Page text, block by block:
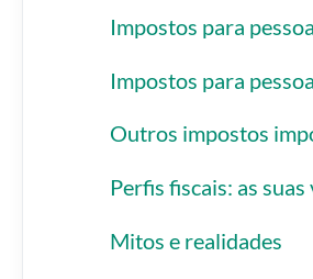
Impostos para
Impostos para
Outros impostos
Perfis fiscais: as
Mitos e realidades